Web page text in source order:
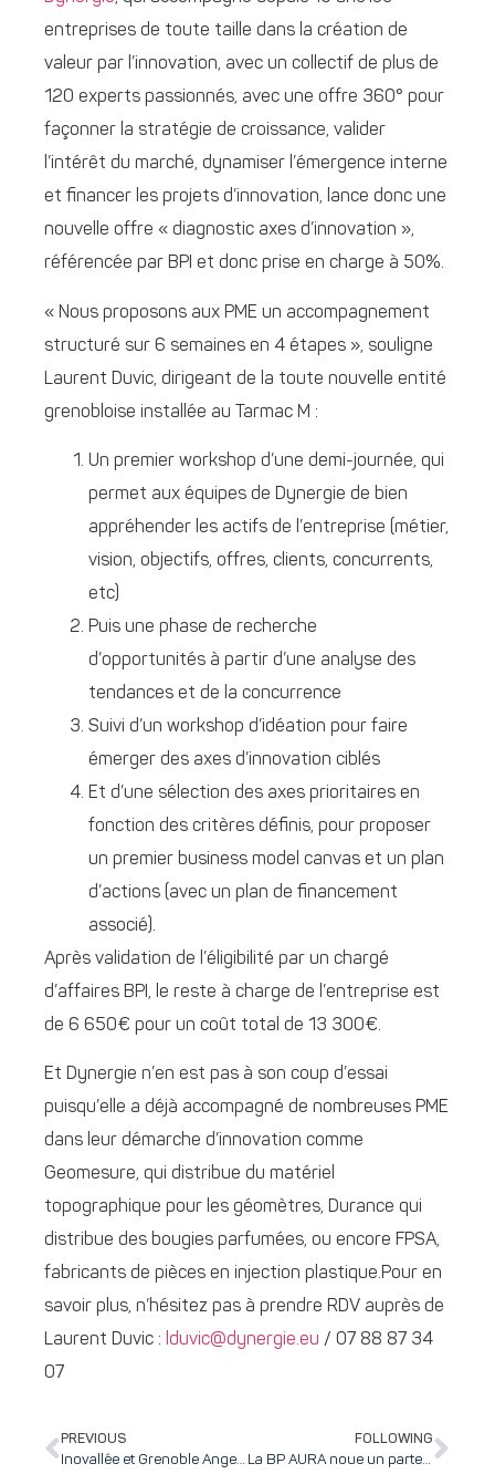
entreprises de toute taille dans la création de
valeur par l’innovation, avec un collectif de plus de
120 experts passionnés, avec une offre 360° pour
façonner la stratégie de croissance, valider
l’intérêt du marché, dynamiser l’émergence interne
et financer les projets d’innovation, lance donc une
nouvelle offre « diagnostic axes d’innovation »,
référencée par BPI et donc prise en charge à 50%.
« Nous proposons aux PME un accompagnement
structuré sur 6 semaines en 4 étapes », souligne
Laurent Duvic, dirigeant de la toute nouvelle entité
grenobloise installée au Tarmac M :
Un premier workshop d’une demi-journée, qui
permet aux équipes de Dynergie de bien
appréhender les actifs de l’entreprise (métier,
vision, objectifs, offres, clients, concurrents,
etc)
Puis une phase de recherche
d’opportunités à partir d’une analyse des
tendances et de la concurrence
Suivi d’un workshop d’idéation pour faire
émerger des axes d’innovation ciblés
Et d’une sélection des axes prioritaires en
fonction des critères définis, pour proposer
un premier business model canvas et un plan
d’actions (avec un plan de financement
associé).
Après validation de l’éligibilité par un chargé
d’affaires BPI, le reste à charge de l’entreprise est
de 6 650€ pour un coût total de 13 300€.
Et Dynergie n’en est pas à son coup d’essai
puisqu’elle a déjà accompagné de nombreuses PME
dans leur démarche d’innovation comme
Geomesure, qui distribue du matériel
topographique pour les géomètres, Durance qui
distribue des bougies parfumées, ou encore FPSA,
fabricants de pièces en injection plastique.Pour en
savoir plus, n’hésitez pas à prendre RDV auprès de
Laurent Duvic : lduvic@dynergie.eu / 07 88 87 34
07
PREVIOUS
Inovallée et Grenoble Angels renouvèlent leur partenariat au service de l’accompagnement entrepreneurial
FOLLOWING
La BP AURA noue un partenariat stratégique avec SubstanCiel pour accompagner les entreprises dans le développement de leur activité en facilitant le recours aux aides et subventions pour des investissements supérieurs à 250 000€